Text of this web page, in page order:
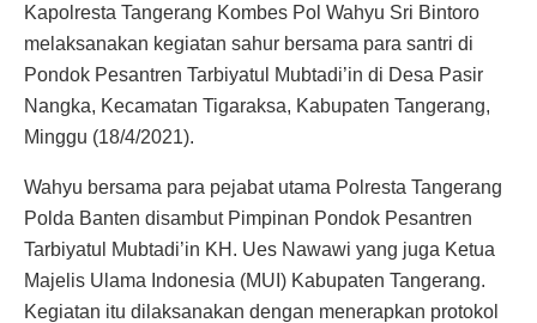
Kapolresta Tangerang Kombes Pol Wahyu Sri Bintoro
melaksanakan kegiatan sahur bersama para santri di
Pondok Pesantren Tarbiyatul Mubtadi’in di Desa Pasir
Nangka, Kecamatan Tigaraksa, Kabupaten Tangerang,
Minggu (18/4/2021).
Wahyu bersama para pejabat utama Polresta Tangerang
Polda Banten disambut Pimpinan Pondok Pesantren
Tarbiyatul Mubtadi’in KH. Ues Nawawi yang juga Ketua
Majelis Ulama Indonesia (MUI) Kabupaten Tangerang.
Kegiatan itu dilaksanakan dengan menerapkan protokol